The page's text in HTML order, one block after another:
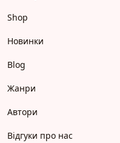
Shop
Новинки
Blog
Жанри
Автори
Відгуки про нас